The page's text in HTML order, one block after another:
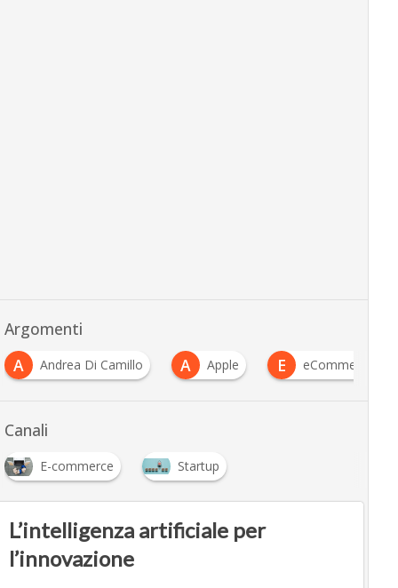
Argomenti
A Andrea Di Camillo A Apple E eCommerce
Canali
E-commerce Startup
L’intelligenza artificiale per
l’innovazione